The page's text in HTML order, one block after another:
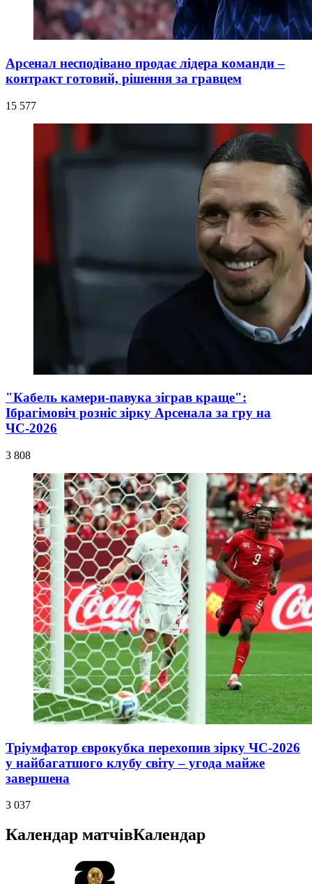
Арсенал несподівано продає лідера команди –
контракт готовий, рішення за гравцем
15 577
"Кабель камери-павука зіграв краще":
Ібрагімовіч розніс зірку Арсенала за гру на
ЧС-2026
3 808
Тріумфатор єврокубка перехопив зірку ЧС-2026
у найбагатшого клубу світу – угода майже
завершена
3 037
Календар матчівКалендар